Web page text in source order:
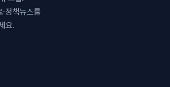
·정책뉴스를
요.